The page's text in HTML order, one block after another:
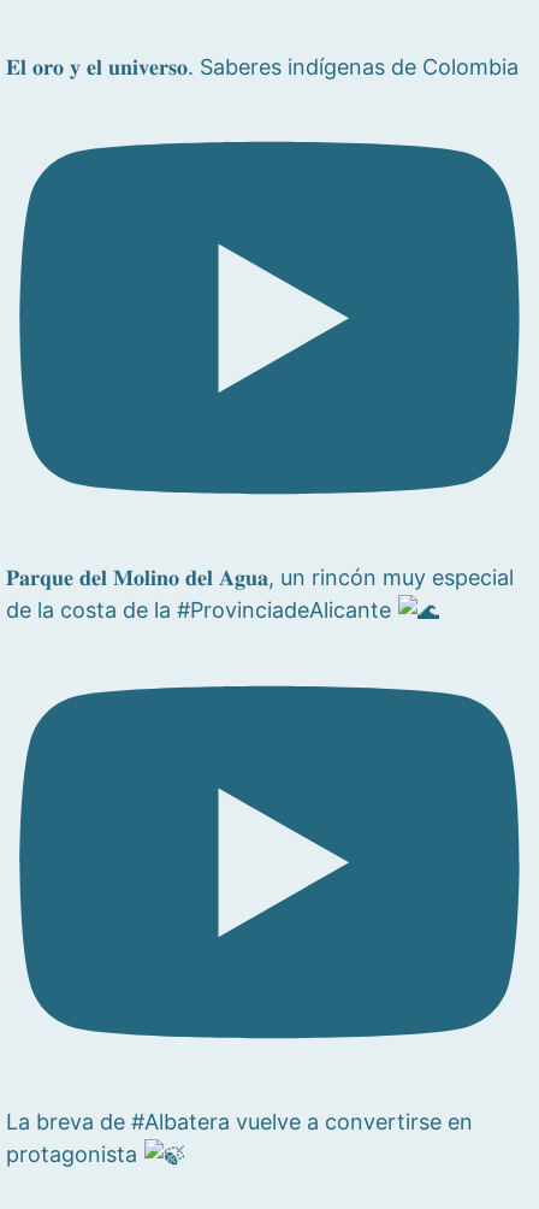
𝐄𝐥 𝐨𝐫𝐨 𝐲 𝐞𝐥 𝐮𝐧𝐢𝐯𝐞𝐫𝐬𝐨. Saberes indígenas de Colombia
𝐏𝐚𝐫𝐪𝐮𝐞 𝐝𝐞𝐥 𝐌𝐨𝐥𝐢𝐧𝐨 𝐝𝐞𝐥 𝐀𝐠𝐮𝐚, un rincón muy especial
de la costa de la #ProvinciadeAlicante
La breva de #Albatera vuelve a convertirse en
protagonista